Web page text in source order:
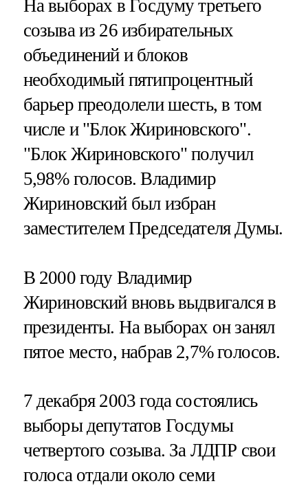
На выборах в Госдуму третьего
созыва из 26 избирательных
объединений и блоков
необходимый пятипроцентный
барьер преодолели шесть, в том
числе и "Блок Жириновского".
"Блок Жириновского" получил
5,98% голосов. Владимир
Жириновский был избран
заместителем Председателя Думы.
В 2000 году Владимир
Жириновский вновь выдвигался в
президенты. На выборах он занял
пятое место, набрав 2,7% голосов.
7 декабря 2003 года состоялись
выборы депутатов Госдумы
четвертого созыва. За ЛДПР свои
голоса отдали около семи